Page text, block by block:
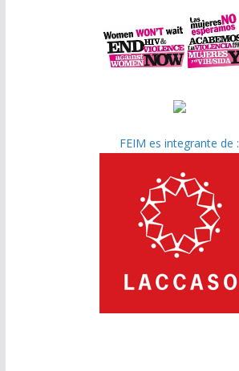
FEIM es integrante de :